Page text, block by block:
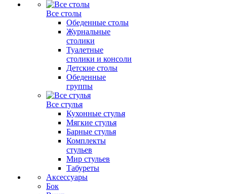
Все столы
Обеденные столы
Журнальные
столики
Туалетные
столики и консоли
Детские столы
Обеденные
группы
Все стулья
Кухонные стулья
Мягкие стулья
Барные стулья
Комплекты
стульев
Мир стульев
Табуреты
Аксессуары
Бок